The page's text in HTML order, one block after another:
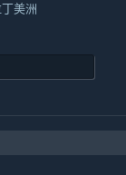
美洲